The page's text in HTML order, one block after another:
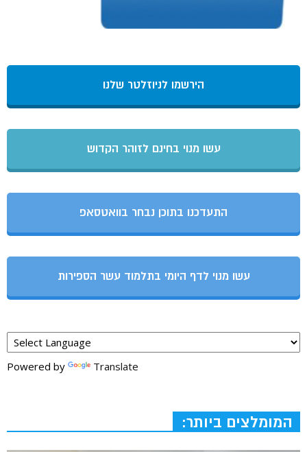
הירשמו לניוזלטר שלנו
עשו מנוי בחינם לזוהר הקדוש
התעדכנו בתוכן נבחר בוואטסאפ
עשו מנוי לדף היומי בתלמוד עשר הספירות
Powered by Translate
המומלצים ביותר: